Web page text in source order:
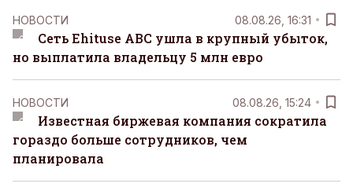
НОВОСТИ 08.08.26, 16:31
Сеть Ehituse ABC ушла в крупный убыток,
но выплатила владельцу 5 млн евро
НОВОСТИ 08.08.26, 15:24
Известная биржевая компания сократила
гораздо больше сотрудников, чем
планировала